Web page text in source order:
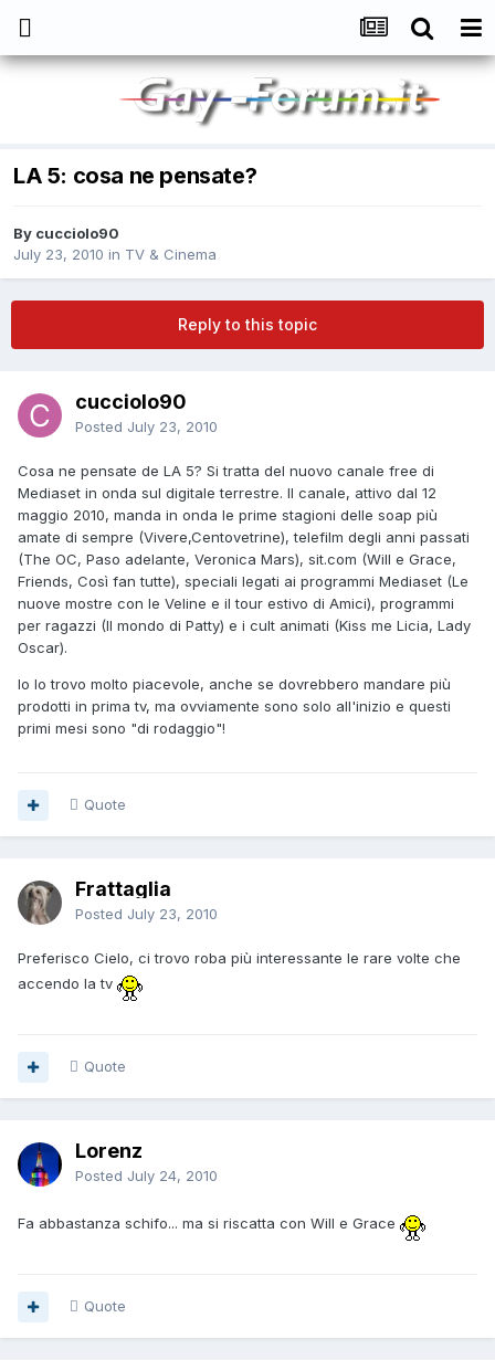
LA 5: cosa ne pensate?
By cucciolo90
July 23, 2010 in TV & Cinema
Reply to this topic
cucciolo90
Posted July 23, 2010
Cosa ne pensate de LA 5? Si tratta del nuovo canale free di
Mediaset in onda sul digitale terrestre. Il canale, attivo dal 12
maggio 2010, manda in onda le prime stagioni delle soap più
amate di sempre (Vivere,Centovetrine), telefilm degli anni passati
(The OC, Paso adelante, Veronica Mars), sit.com (Will e Grace,
Friends, Così fan tutte), speciali legati ai programmi Mediaset (Le
nuove mostre con le Veline e il tour estivo di Amici), programmi
per ragazzi (Il mondo di Patty) e i cult animati (Kiss me Licia, Lady
Oscar).
Io lo trovo molto piacevole, anche se dovrebbero mandare più
prodotti in prima tv, ma ovviamente sono solo all'inizio e questi
primi mesi sono "di rodaggio"!
Quote
Frattaglia
Posted July 23, 2010
Preferisco Cielo, ci trovo roba più interessante le rare volte che
accendo la tv
Quote
Lorenz
Posted July 24, 2010
Fa abbastanza schifo... ma si riscatta con Will e Grace
Quote